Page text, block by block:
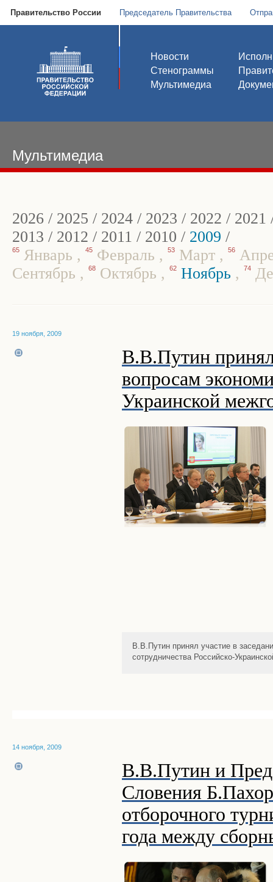
Правительство России Председатель Правительства
Новости
Стенограммы
Мультимедиа
Мультимедиа
2026 / 2025 / 2024 / 2023 / 2022 / 2021
2013 / 2012 / 2011 / 2010 / 2009 /
65 Январь , 45 Февраль , 53 Март , 56
Сентябрь , 68 Октябрь , 62 Ноябрь , 74
19 ноября, 2009
В.В.Путин принял
вопросам
Украинской
В.В.Путин принял участие в
сотрудничества Российско-
14 ноября, 2009
В.В.Путин и
Словения
отборочного
года между